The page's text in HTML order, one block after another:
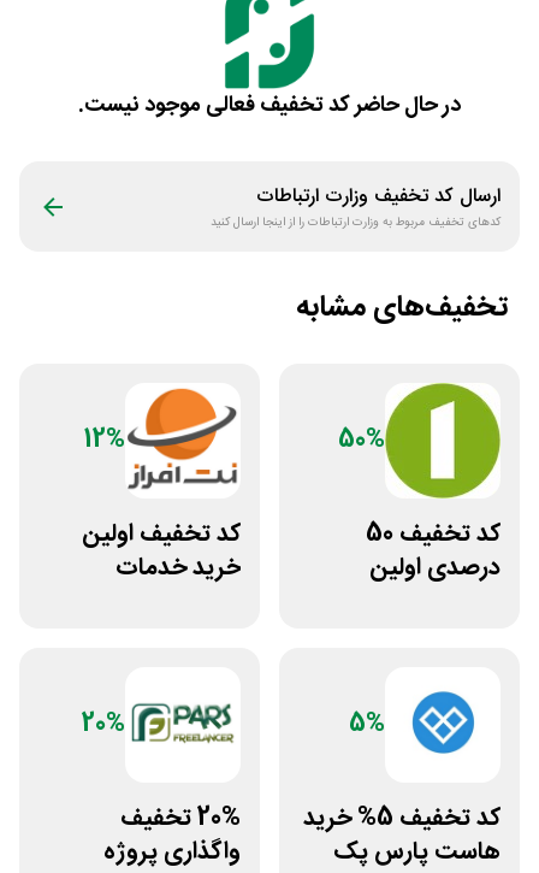
در حال حاضر کد تخفیف فعالی موجود نیست.
ارسال کد تخفیف وزارت ارتباطات
کدهای تخفیف مربوط به وزارت ارتباطاترا از اینجا ارسال کنید
تخفیف‌های مشابه
50%
کد تخفیف 50
درصدی اولین
12%
کد تخفیف اولین
خرید خدمات
5%
کد تخفیف 5% خرید
هاست پارس پک
20%
20% تخفیف
واگذاری پروژه